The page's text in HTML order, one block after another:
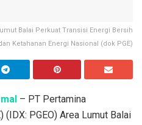
Balai Perkuat Transisi Energi Bersih
Ketahanan Energi Nasional (dok PGE)
– PT Pertamina
(IDX: PGEO) Area Lumut Balai